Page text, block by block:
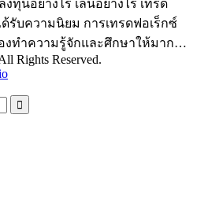
งทุนอย่างไร เล่นอย่างไร เทรด
รับความนิยม การเทรดฟอเร็กซ์
งทำความรู้จักและศึกษาให้มาก…
Rights Reserved.